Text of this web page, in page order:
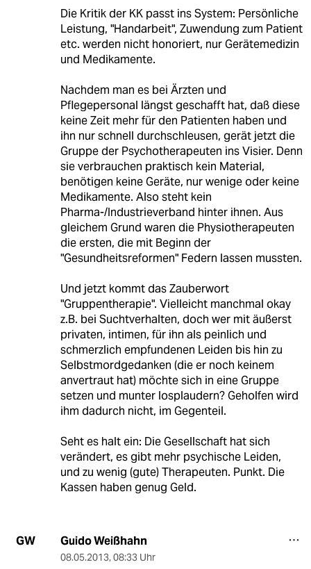
Die Kritik der KK passt ins System: Persönliche
Leistung, "Handarbeit", Zuwendung zum Patient
etc. werden nicht honoriert, nur Gerätemedizin
und Medikamente.
Nachdem man es bei Ärzten und
Pflegepersonal längst geschafft hat, daß diese
keine Zeit mehr für den Patienten haben und
ihn nur schnell durchschleusen, gerät jetzt die
Gruppe der Psychotherapeuten ins Visier. Denn
sie verbrauchen praktisch kein Material,
benötigen keine Geräte, nur wenige oder keine
Medikamente. Also steht kein
Pharma-/Industrieverband hinter ihnen. Aus
gleichem Grund waren die Physiotherapeuten
die ersten, die mit Beginn der
"Gesundheitsreformen" Federn lassen mussten.
Und jetzt kommt das Zauberwort
"Gruppentherapie". Vielleicht manchmal okay
z.B. bei Suchtverhalten, doch wer mit äußerst
privaten, intimen, für ihn als peinlich und
schmerzlich empfundenen Leiden bis hin zu
Selbstmordgedanken (die er noch keinem
anvertraut hat) möchte sich in eine Gruppe
setzen und munter losplaudern? Geholfen wird
ihm dadurch nicht, im Gegenteil.
Seht es halt ein: Die Gesellschaft hat sich
verändert, es gibt mehr psychische Leiden,
und zu wenig (gute) Therapeuten. Punkt. Die
Kassen haben genug Geld.
GW Guido Weißhahn
08.05.2013, 08:33 Uhr